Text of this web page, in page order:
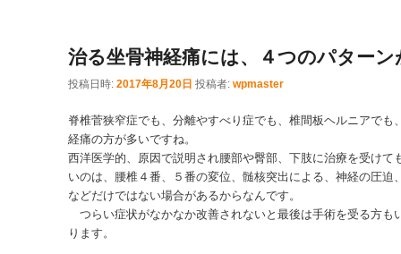
治る坐骨神経痛には、４つのパター
投稿日時: 2017年8月20日 投稿者: wpmaster
脊椎菅狭窄症でも、分離やすべり症でも、椎間板ヘルニアで
経痛の方が多いですね。
西洋医学的、原因で説明され腰部や臀部、下肢に治療を受け
いのは、腰椎４番、５番の変位、髄核突出による、神経の圧
などだけではない
つらい症状がなかなか改善されないと最後は手術を受る方も
ります。